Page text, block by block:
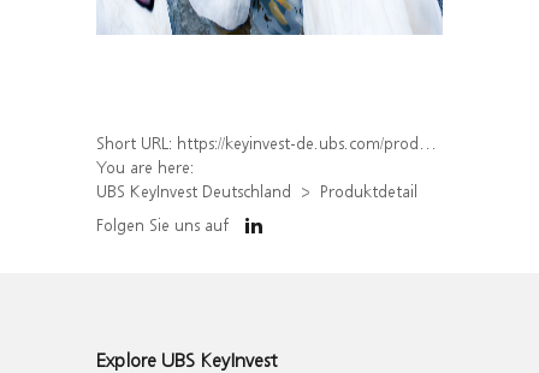
Short URL: https://keyinvest-de.ubs.com/produkt/detail/index/isin/DE000WA7J7P5
You are here:
UBS KeyInvest Deutschland
Produktdetail
Folgen Sie uns auf
Explore UBS KeyInvest